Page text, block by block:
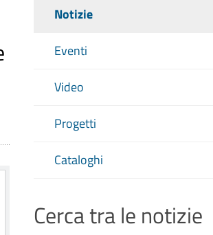
Notizie
Eventi
Video
Progetti
Cataloghi
Cerca tra le notizie